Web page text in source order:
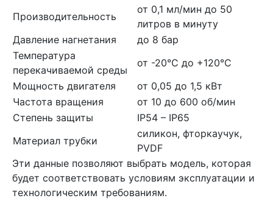
Производительность
от 0,1 мл/мин до 50
литров в минуту
Давление нагнетания
до 8 бар
Температура
перекачиваемой среды
от -20°C до +120°C
Мощность двигателя
от 0,05 до 1,5 кВт
Частота вращения
от 10 до 600 об/мин
Степень защиты
IP54 – IP65
Материал трубки
силикон, фторкаучук,
PVDF
Эти данные позволяют выбрать модель, которая
будет соответствовать условиям эксплуатации и
технологическим требованиям.